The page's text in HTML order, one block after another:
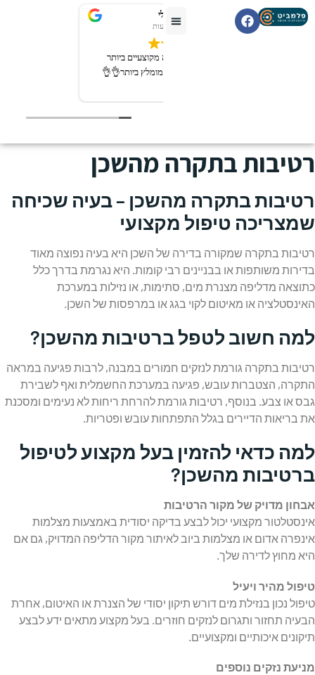
רובי מיכאלי
שירות מעולה חברה מקוצעיים ביותר
יודעים את העבודה מומלץ ביותר👌👌
רטיבות בתקרה מהשכן
רטיבות בתקרה מהשכן – בעיה שכיחה
שמצריכה טיפול מקצועי
רטיבות בתקרה שמקורה בדירה של השכן היא בעיה נפוצה מאוד
בדירות משותפות או בבניינים רבי קומות. היא נגרמת בדרך כלל
כתוצאה מדליפה מצנרת מים, סתימות, או נזילות במערכת
האינסטלציה או מאיטום לקוי בגג או במרפסות של השכן.
למה חשוב לטפל ברטיבות מהשכן?
רטיבות בתקרה גורמת לנזקים חמורים במבנה, לרבות פגיעה במראה
התקרה, הצטברות עובש, פגיעה במערכת החשמלית ואף לשבירת
גבס או צבע. בנוסף, רטיבות גורמת להרחת ריחות לא נעימים ומסכנת
את בריאות הדיירים בגלל התפתחות עובש ופטריות.
למה כדאי להזמין בעל מקצוע לטיפול
ברטיבות מהשכן?
אבחון מדויק של מקור הרטיבות
אינסטלטור מקצועי יכול לבצע בדיקה יסודית באמצעות מצלמות
אינפרה אדום או מצלמות ביוב לאיתור מקור הדליפה המדויק, גם אם
היא מחוץ לדירה שלך.
טיפול מהיר ויעיל
טיפול נכון בנזילת מים דורש תיקון יסודי של הצנרת או האיטום, אחרת
הבעיה תחזור ותגרום לנזקים חוזרים. בעל מקצוע מתאים ידע לבצע
תיקונים איכותיים ומקצועיים.
מניעת נזקים נוספים